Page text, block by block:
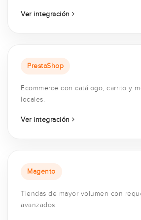
Ver integración
PrestaShop
Ecommerce con catálogo, carrito y
locales.
Ver integración
Magento
Tiendas de mayor volumen con
avanzados.